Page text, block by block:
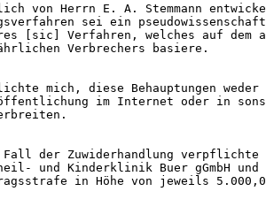
von Herrn E. A. Stemmann
sei ein
[sic] Verfahren, welches auf dem
Verbrechers basiere.
mich, diese Behauptungen
im Internet oder in
der Zuwiderhandlung
und Kinderklinik Buer gGmbH
in Höhe von jeweils